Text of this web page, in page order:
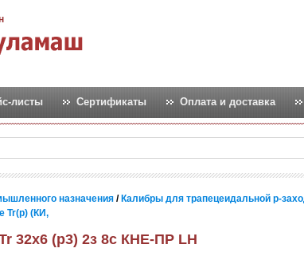
листы Сертификаты Оплата и доставка
назначения / Калибры для трапецеидальной p-
Tr(p) (КИ,
32х6 (р3) 2з 8c КНЕ-ПР LH